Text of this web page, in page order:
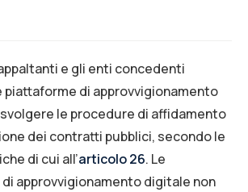
e gli enti concedenti
piattaforme di approvvigionamento
le procedure di affidamento
dei contratti pubblici, secondo le
di cui all’articolo 26. Le
approvvigionamento digitale non